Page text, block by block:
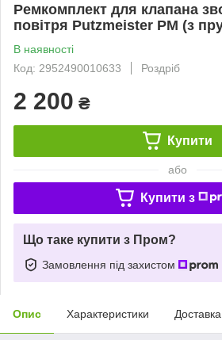
Ремкомплект для клапана
повітря Putzmeister PM (з
В наявності
Код: 2952490010633
Роздріб
2 200 ₴
Купити
або
Купити з
Що таке купити з Пром?
Замовлення під захистом
Опис Характеристики Доставка